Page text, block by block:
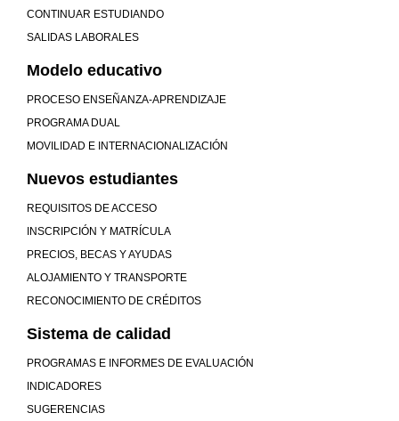
CONTINUAR ESTUDIANDO
SALIDAS LABORALES
Modelo educativo
PROCESO ENSEÑANZA-APRENDIZAJE
PROGRAMA DUAL
MOVILIDAD E INTERNACIONALIZACIÓN
Nuevos estudiantes
REQUISITOS DE ACCESO
INSCRIPCIÓN Y MATRÍCULA
PRECIOS, BECAS Y AYUDAS
ALOJAMIENTO Y TRANSPORTE
RECONOCIMIENTO DE CRÉDITOS
Sistema de calidad
PROGRAMAS E INFORMES DE EVALUACIÓN
INDICADORES
SUGERENCIAS